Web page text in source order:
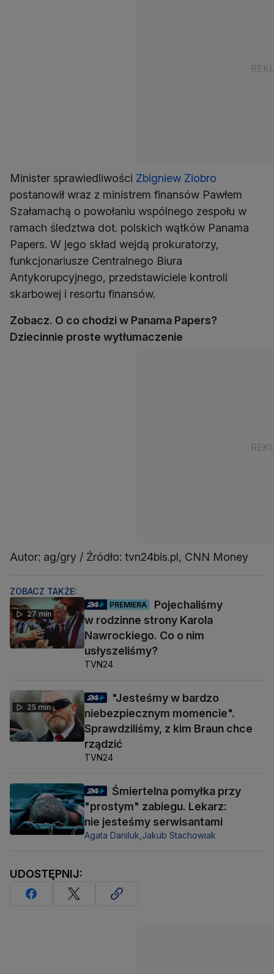
Minister sprawiedliwości Zbigniew Ziobro
postanowił wraz z ministrem finansów Pawłem
Szałamachą o powołaniu wspólnego zespołu w
ramach śledztwa dot. polskich wątków Panama
Papers. W jego skład wejdą prokuratorzy,
funkcjonariusze Centralnego Biura
Antykorupcyjnego, przedstawiciele kontroli
skarbowej i resortu finansów.
Zobacz. O co chodzi w Panama Papers?
Dziecinnie proste wytłumaczenie
Autor: ag/gry / Źródło: tvn24bis.pl, CNN Money
ZOBACZ TAKŻE:
27 min
PREMIERA
Pojechaliśmy
w rodzinne strony Karola
Nawrockiego. Co o nim
usłyszeliśmy?
TVN24
25 min
"Jesteśmy w bardzo
niebezpiecznym momencie".
Sprawdziliśmy, z kim Braun chce
rządzić
TVN24
Śmiertelna pomyłka przy
"prostym" zabiegu. Lekarz:
nie jesteśmy serwisantami
Agata Daniluk, Jakub Stachowiak
UDOSTĘPNIJ: